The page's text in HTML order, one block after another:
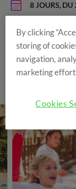
8 JOURS,
AGES: DE 5 À
The
By clicking
storing of
navigation,
marketing
Cookies